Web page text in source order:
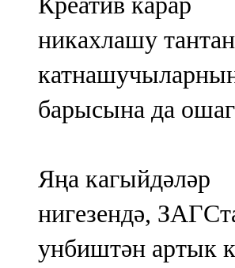
никахлашу
барысына да
Яңа кагыйдәләр
нигезендә,
унбиштән артык